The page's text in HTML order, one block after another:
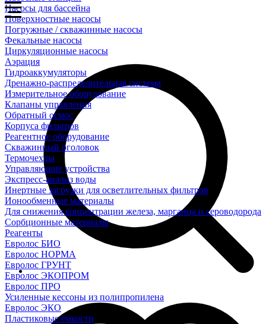
Насосы для бассейна
Поверхностные насосы
Погружные / скважинные насосы
Фекальные насосы
Циркуляционные насосы
Аэрация
Гидроаккумуляторы
Дренажно-распределительная система
Измерительное оборудование
Клапаны управления
Обратный осмос
Корпуса фильтров
Реагентное оборудование
Скважинный оголовок
Термочехлы
Управляющие устройства
Экспресс-анализ воды
Инертные загрузки для осветлительных фильтров
Ионообменные материалы
Для снижения концентрации железа, марганца и сероводорода
Сорбционные материалы
Реагенты
Евролос БИО
Евролос НОРМА
Евролос ГРУНТ
Евролос ЭКОПРОМ
Евролос ПРО
Усиленные кессоны из полипропилена
Евролос ЭКО
Пластиковые ёмкости